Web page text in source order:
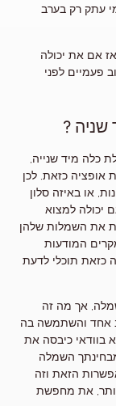
עתק רק בערב
אם את יכולה
פעמיים לפני
?
מיד שנייה,
אופציה כזאת. לכן
או באיזה סלון
יכולה למצוא
את השמלות שלהן
המודעות
כזאת תוכלי לדעת
אך מה זה
אחד והשתמשה בה
בוודאי כיבסה את
השמלה
הזאת וזה
יותר, את מחפשת